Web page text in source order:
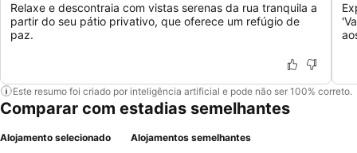
Relaxe e descontraia com vistas serenas da rua tranquila a
partir do seu pátio privativo, que oferece um refúgio de
paz.
Este resumo foi criado por inteligência artificial e pode não ser 100% correto.
Comparar com estadias semelhantes
Alojamento selecionado Alojamentos semelhantes